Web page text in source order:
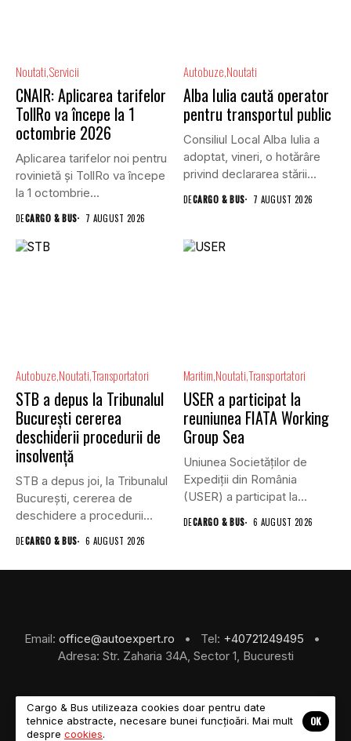
Noutati Servicii
CNAIR: Aplicarea tarifelor
TollRo va începe la 1
octombrie 2026
Aplicarea tarifelor noi pentru
rovinietă și TollRo va începe
la 1 octombrie...
DECARGO & BUS 7 AUGUST 2026
Autobuze Noutati
Alba Iulia caută operator
pentru transportul public
Consiliul Local Alba Iulia a
adoptat, vineri, o hotărâre
privind declararea stării...
DECARGO & BUS 7 AUGUST 2026
Autobuze NoutatiTransportatori
STB a depus la Tribunalul
București cererea
deschiderii procedurii de
insolvență
STB a depus joi, la Tribunalul
Bucureşti, cererea de
deschidere a procedurii...
DECARGO & BUS 6 AUGUST 2026
Maritim NoutatiTransportatori
USER a participat la
reuniunea FIATA Working
Group Sea
Uniunea Societăților de
Expediții din România
(USER) a participat la
reuniunea online...
DECARGO & BUS 6 AUGUST 2026
Email: office@autoexpert.ro • Tel: +40721249495
•
Adresa: Str. Zaharia 34A, Sector 1, Bucuresti
©2026 Cargo & Bus
Cargo & Bus utilizeaza cookies doar pentru date
tehnice abstracte, necesare bunei funcțioări. Mai mult
despre cookies.
OK